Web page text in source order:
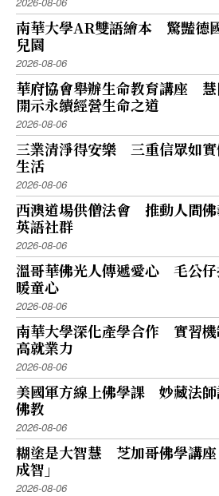
南華大學AR雙語繪本 驚豔德
兒園
2026-08-06
華府協會舉辦生命教育講座
開示永續經營生命之道
2026-08-06
三業清淨得安樂 三重信眾如
生活
2026-08-06
西澳道場供僧法會 推動人間佛
英語社群
2026-08-06
溫哥華佛光人傳遞愛心 毛公仔
暖童心
2026-08-06
南華大學深化產學合作 實習機
高就業力
2026-08-06
美國軍方線上佛學課 妙藏法
佛教
2026-08-06
糊塗是大智慧 芝加哥佛學講座
成智」
2026-08-06